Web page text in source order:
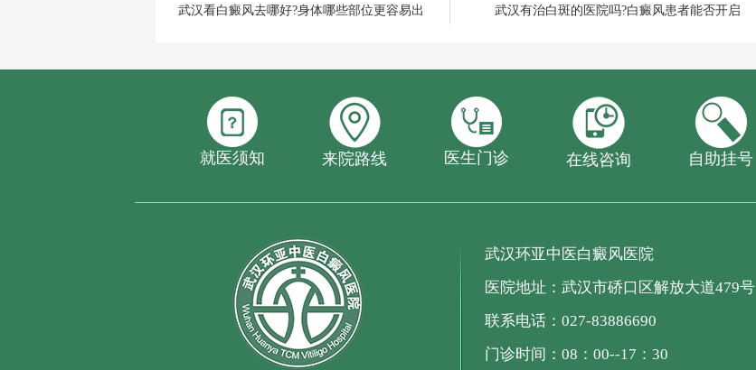
武汉看白癜风去哪好?身体哪些部位更容易出
武汉有治白斑的医院吗?白癜风患者能否开启
就医须知 来院路线 医生门诊 在线咨询 自助挂号
武汉环亚中医白癜风医院
医院地址：武汉市硚口区解放大道479号
联系电话：027-83886690
门诊时间：08：00--17：30